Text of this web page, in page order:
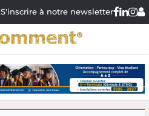
S'inscrire à notre newsletter